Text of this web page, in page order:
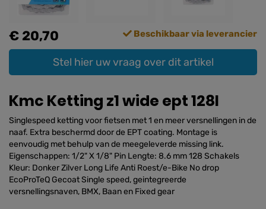
€ 20,70 Beschikbaar via leverancier
Stel hier uw vraag over dit artikel
Kmc Ketting z1 wide ept 128l
Singlespeed ketting voor fietsen met 1 en meer versnellingen in de
naaf. Extra beschermd door de EPT coating. Montage is
eenvoudig met behulp van de meegeleverde missing link.
Eigenschappen: 1/2" X 1/8" Pin Lengte: 8.6 mm 128 Schakels
Kleur: Donker Zilver Long Life Anti Roest/e-Bike No drop
EcoProTeQ Gecoat Single speed, geintegreerde
versnellingsnaven, BMX, Baan en Fixed gear